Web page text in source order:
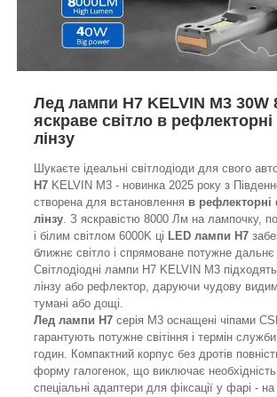
Лед лампи H7 KELVIN M3 30W
яскраве світло в
лінзу
Шукаєте ідеальні світлодіоди для свого
H7 KELVIN M3 - новинка 2025 року з
створена для встановлення в рефлекторні
лінзу. З яскравістю 8000 Лм на лампочку,
і білим світлом 6000K ці LED лампи H7
ближнє світло і спрямоване потужне дальнє
Світлодіодні лампи H7 KELVIN M3
лінзу або рефлектор, даруючи чудову
тумані або дощі.
Лед лампи H7 серія M3 оснащені чіпами
гарантують потужне світіння і термін
годин. Компактний корпус без дротів
форму галогенок, що виключає необхідність
спеціальні адаптери для фіксації у фарі - на